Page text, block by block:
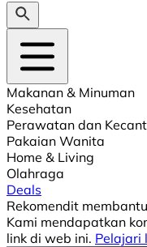
Makanan & Minuman
Kesehatan
Perawatan dan
Pakaian Wanita
Home & Living
Olahraga
Deals
Rekomendit
Kami mendapatkan
link di web ini. Pelajari